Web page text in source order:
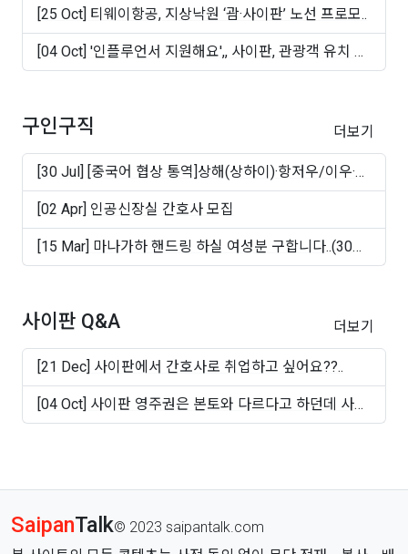
[25 Oct] 티웨이항공, 지상낙원 ‘괌·사이판’ 노선 프로모..
[04 Oct] '인플루언서 지원해요',, 사이판, 관광객 유치 마
케..
구인구직 더보기
[30 Jul] [중국어 협상 통역]상해(상하이)·항저우/이우·
쑤..
[02 Apr] 인공신장실 간호사 모집
[15 Mar] 마나가하 핸드링 하실 여성분 구합니다..(30대
~50십..
사이판 Q&A 더보기
[21 Dec] 사이판에서 간호사로 취업하고 싶어요??..
[04 Oct] 사이판 영주권은 본토와 다르다고 하던데 사실
인가..
SaipanTalk© 2023 saipantalk.com